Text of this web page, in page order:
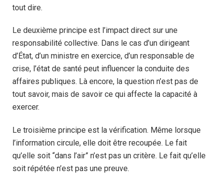
tout dire.
Le deuxième principe est l’impact direct sur une
responsabilité collective. Dans le cas d’un dirigeant
d’État, d’un ministre en exercice, d’un responsable de
crise, l’état de santé peut influencer la conduite des
affaires publiques. Là encore, la question n’est pas de
tout savoir, mais de savoir ce qui affecte la capacité à
exercer.
Le troisième principe est la vérification. Même lorsque
l’information circule, elle doit être recoupée. Le fait
qu’elle soit “dans l’air” n’est pas un critère. Le fait qu’elle
soit répétée n’est pas une preuve.